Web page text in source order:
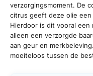
verzorgingsmoment. De
citrus geeft deze olie
Hierdoor is dit vooral een
alleen een verzorgde
aan geur en
moeiteloos tussen de